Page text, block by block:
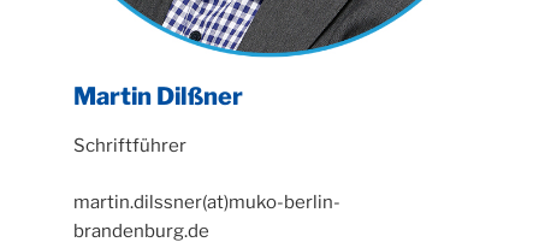
Martin Dilßner
Schriftführer
martin.dilssner(at)muko-berlin-
brandenburg.de